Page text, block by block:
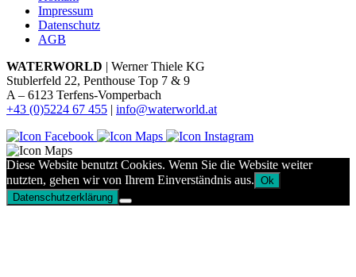
Impressum
Datenschutz
AGB
WATERWORLD | Werner Thiele KG
Stublerfeld 22, Penthouse Top 7 & 9
A – 6123 Terfens-Vomperbach
+43 (0)5224 67 455 | info@waterworld.at
Diese Website benutzt Cookies. Wenn Sie die Website weiter
nutzten, gehen wir von Ihrem Einverständnis aus. Ok
Datenschutzerklärung